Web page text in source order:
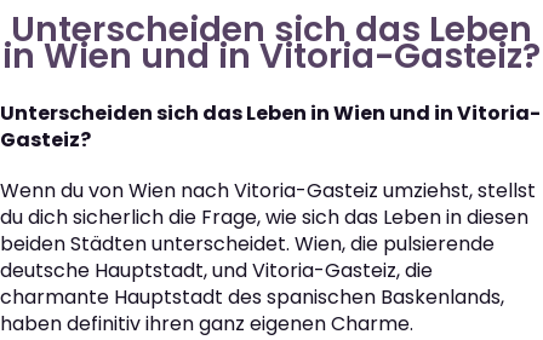
Unterscheiden sich das Leben
in Wien und in Vitoria-Gasteiz?
Unterscheiden sich das Leben in Wien und in Vitoria-
Gasteiz?
Wenn du von Wien nach Vitoria-Gasteiz umziehst, stellst
du dich sicherlich die Frage, wie sich das Leben in diesen
beiden Städten unterscheidet. Wien, die pulsierende
deutsche Hauptstadt, und Vitoria-Gasteiz, die
charmante Hauptstadt des spanischen Baskenlands,
haben definitiv ihren ganz eigenen Charme.